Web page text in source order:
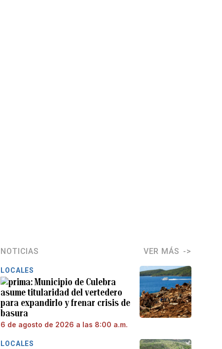
NOTICIAS VER MÁS
LOCALES
Municipio de Culebra
asume titularidad del vertedero
para expandirlo y frenar crisis de
basura
6 de agosto de 2026 a las 8:00 a.m.
LOCALES